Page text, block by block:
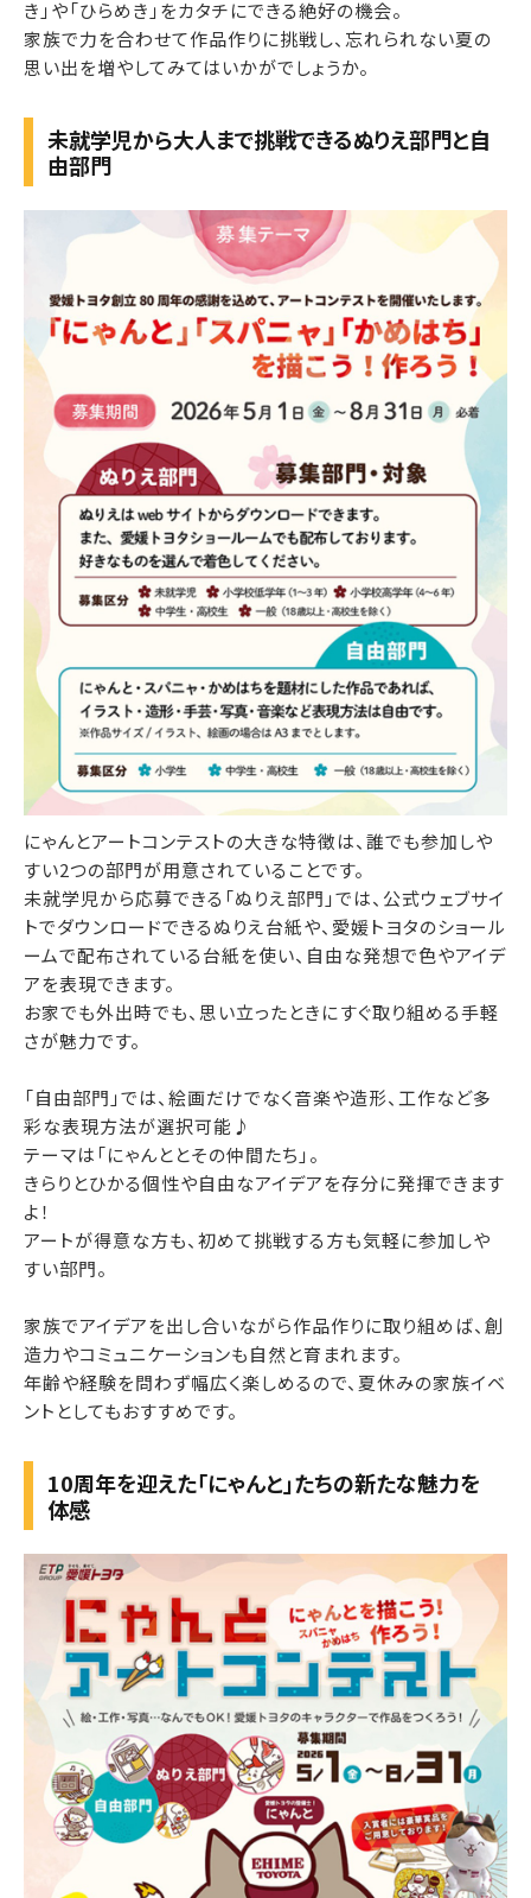
き」や「ひらめき」をカタチにできる絶好の機会。
家族で力を合わせて作品作りに挑戦し、忘れられない夏の
思い出を増やしてみてはいかがでしょうか。
未就学児から大人まで挑戦できるぬりえ部門と自
由部門
にゃんとアートコンテストの大きな特徴は、誰でも参加しや
すい2つの部門が用意されていることです。
未就学児から応募できる「ぬりえ部門」では、公式ウェブサイ
トでダウンロードできるぬりえ台紙や、愛媛トヨタのショール
ームで配布されている台紙を使い、自由な発想で色やアイデ
アを表現できます。
お家でも外出時でも、思い立ったときにすぐ取り組める手軽
さが魅力です。
「自由部門」では、絵画だけでなく音楽や造形、工作など多
彩な表現方法が選択可能♪
テーマは「にゃんととその仲間たち」。
きらりとひかる個性や自由なアイデアを存分に発揮できます
よ！
アートが得意な方も、初めて挑戦する方も気軽に参加しや
すい部門。
家族でアイデアを出し合いながら作品作りに取り組めば、創
造力やコミュニケーションも自然と育まれます。
年齢や経験を問わず幅広く楽しめるので、夏休みの家族イベ
ントとしてもおすすめです。
10周年を迎えた「にゃんと」たちの新たな魅力を
体感